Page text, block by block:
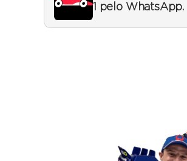
1 pelo WhatsApp.